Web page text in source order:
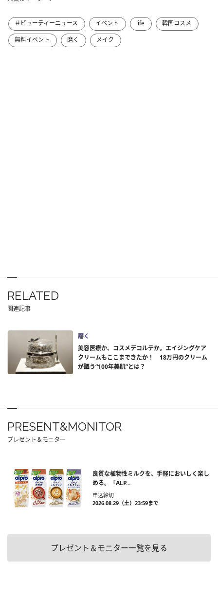
＃ビューティーニュース イベント life
韓国コスメ
無料イベント
磨く メイク
RELATED
関連記事
磨く
美容医療か、コスメデコルテか。エイジングケア
クリームもここまできたか！ 18万円のクリーム
が謳う“100年美肌”とは？
PRESENT&MONITOR
プレゼント＆モニター
良質な植物性ミルクを、手軽においしく楽し
める。「ALP...
申込締切
2026.08.29（土）23:59まで
プレゼント＆モニター一覧を見る